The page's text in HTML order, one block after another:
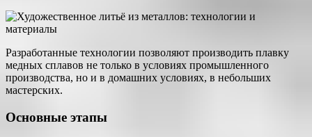
Разработанные технологии позволяют производить плавку
медных сплавов не только в условиях промышленного
производства, но и в домашних условиях, в небольших
мастерских.
Основные этапы